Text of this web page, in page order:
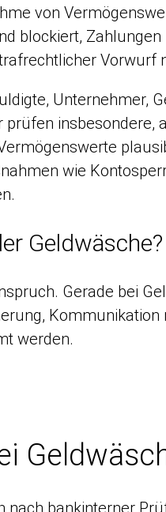
von
blockiert,
Vorwurf
Unternehmer,
prüfen
wie
Geldwäsche?
Gerade bei
Kommunikation
werden.
nach bankinterner